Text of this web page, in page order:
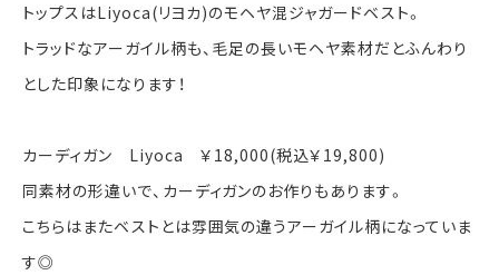
トップスはLiyoca(リヨカ)のモヘヤ混ジャガードベスト。
トラッドなアーガイル柄も、毛足の長いモヘヤ素材だとふんわり
とした印象になります！
カーディガン Liyoca ￥18,000(税込￥19,800)
同素材の形違いで、カーディガンのお作りもあります。
こちらはまたベストとは雰囲気の違うアーガイル柄になっていま
す◎